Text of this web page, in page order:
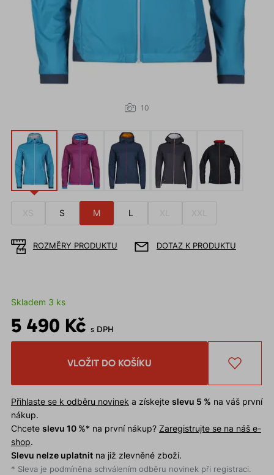
10
XS S M L XL XXL
ROZMĚRY PRODUKTU DOTAZ K PRODUKTU
Skladem 3 ks
5 490 Kč s DPH
VLOŽIT DO KOŠÍKU
Přihlaste se k odběru novinek a získejte slevu 5 % na váš první
nákup.
Chcete slevu 10 %* na první nákup? Zaregistrujte se na náš e-
shop.
Slevu nelze uplatnitna již zlevněné zboží.
* Sleva je podmíněna schválením odběru novinek při registraci.